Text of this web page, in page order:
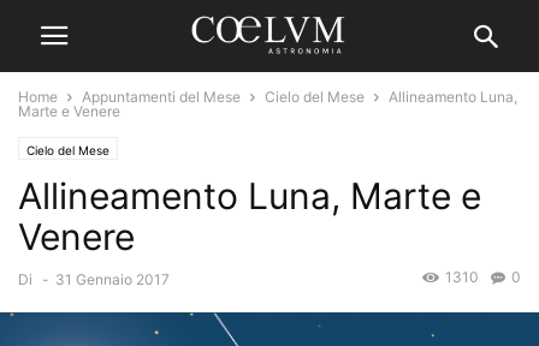
Home Appuntamenti del Mese Cielo del Mese
Allineamento Luna,
Marte e Venere
Cielo del Mese
Allineamento Luna, Marte e
Venere
Di - 31 Gennaio 2017 0
1310